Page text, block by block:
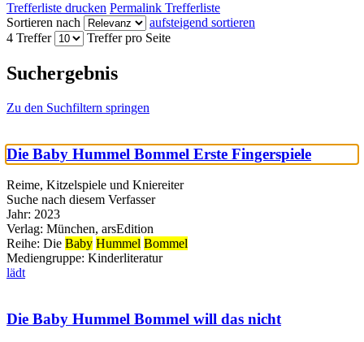
Trefferliste drucken Permalink Trefferliste
Sortieren nach
aufsteigend sortieren
4 Treffer
Treffer pro Seite
Suchergebnis
Zu den Suchfiltern springen
Die Baby Hummel Bommel Erste Fingerspiele
Reime, Kitzelspiele und Kniereiter
Suche nach diesem Verfasser
Jahr: 2023
Verlag: München, arsEdition
Reihe: Die Baby Hummel Bommel
Mediengruppe: Kinderliteratur
lädt
Die Baby Hummel Bommel will das nicht